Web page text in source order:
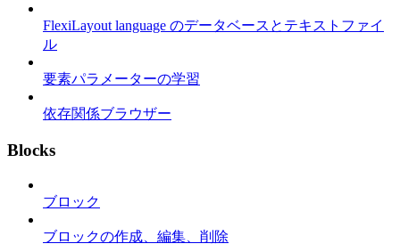
FlexiLayout language のデータベースとテキストファイ
ル
要素パラメーターの学習
依存関係ブラウザー
Blocks
ブロック
ブロックの作成、編集、削除